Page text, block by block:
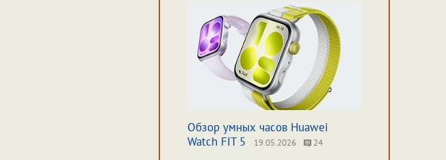
Обзор умных часов Huawei
Watch FIT 5
19.05.2026 24